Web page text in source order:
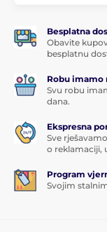
Besplatna
Obavite
besplatnu
Robu imamo
Svu robu
dana.
Ekspresna
Sve
o reklamaciji,
Program
Svojim